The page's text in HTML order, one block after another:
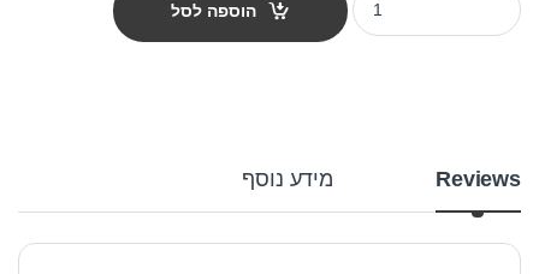
הוספה לסל
Reviews מידע נוסף